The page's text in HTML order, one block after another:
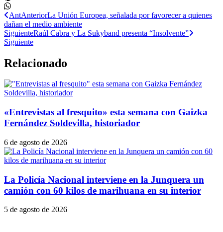
AntAnteriorLa Unión Europea, señalada por favorecer a quienes
dañan el medio ambiente
SiguienteRaúl Cabra y La Sukyband presenta “Insolvente”
Siguiente
Relacionado
«Entrevistas al fresquito» esta semana con Gaizka
Fernández Soldevilla, historiador
6 de agosto de 2026
La Policía Nacional interviene en la Junquera un
camión con 60 kilos de marihuana en su interior
5 de agosto de 2026